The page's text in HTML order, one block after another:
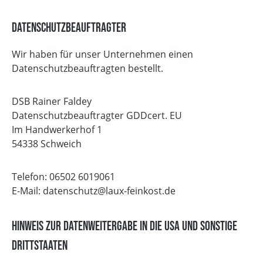
Datenschutz­beauftragter
Wir haben für unser Unternehmen einen
Datenschutzbeauftragten bestellt.
DSB Rainer Faldey
Datenschutzbeauftragter GDDcert. EU
Im Handwerkerhof 1
54338 Schweich
Telefon: 06502 6019061
E-Mail: datenschutz@laux-feinkost.de
Hinweis zur Datenweitergabe in die USA und sonstige
Drittstaaten